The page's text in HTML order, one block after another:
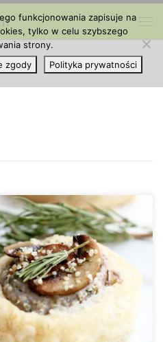
białych pieczarek 2
rozmarynu 3 ząbki czosnku 2
niesłodzonego mleka
sera 1/2 szklanki łuskanych
natki pietruszki opakowanie
umieść grzyby (oprócz około
drobnych kawałków. […]
funkcjonowania zapisuje na
tylko w celu szybszego
strony.
zgody Polityka prywatności